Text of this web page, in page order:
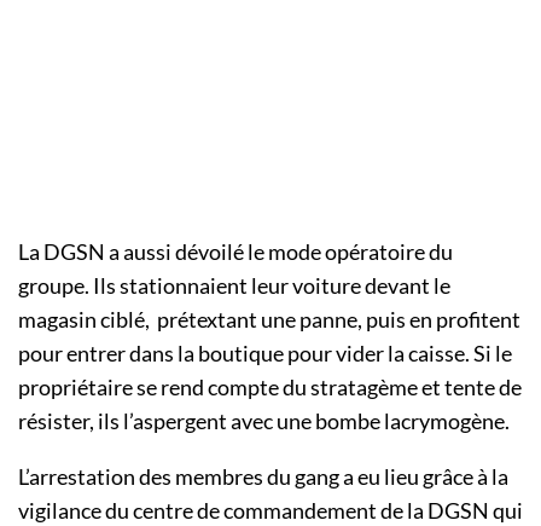
La DGSN a aussi dévoilé le mode opératoire du
groupe. Ils stationnaient leur voiture devant le
magasin ciblé, prétextant une panne, puis en profitent
pour entrer dans la boutique pour vider la caisse. Si le
propriétaire se rend compte du stratagème et tente de
résister, ils l’aspergent avec une bombe lacrymogène.
L’arrestation des membres du gang a eu lieu grâce à la
vigilance du centre de commandement de la DGSN qui